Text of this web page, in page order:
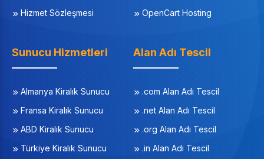
Hizmet Sözleşmesi
OpenCart Hosting
Sunucu Hizmetleri
Almanya Kiralık Sunucu
Fransa Kiralık Sunucu
ABD Kiralık Sunucu
Türkiye Kiralık Sunucu
Alan Adı Tescil
.com Alan Adı Tescil
.net Alan Adı Tescil
.org Alan Adı Tescil
.in Alan Adı Tescil